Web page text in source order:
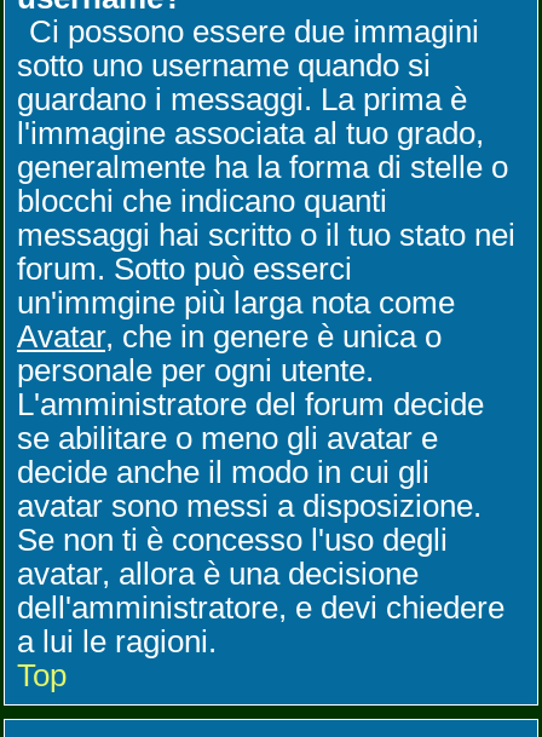
Ci possono essere due immagini
sotto uno username quando si
guardano i messaggi. La prima è
l'immagine associata al tuo grado,
generalmente ha la forma di stelle o
blocchi che indicano quanti
messaggi hai scritto o il tuo stato nei
forum. Sotto può esserci
un'immgine più larga nota come
Avatar, che in genere è unica o
personale per ogni utente.
L'amministratore del forum decide
se abilitare o meno gli avatar e
decide anche il modo in cui gli
avatar sono messi a disposizione.
Se non ti è concesso l'uso degli
avatar, allora è una decisione
dell'amministratore, e devi chiedere
a lui le ragioni.
Top